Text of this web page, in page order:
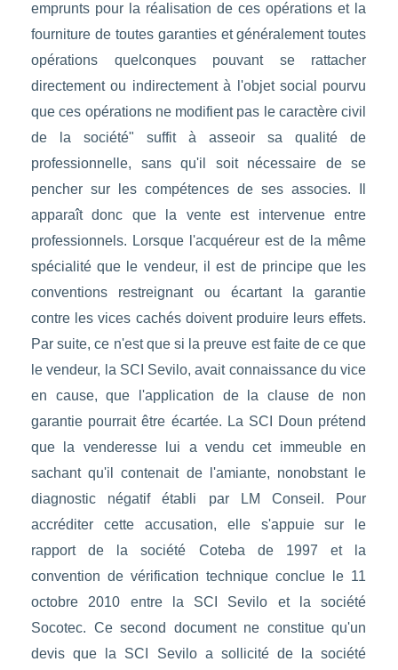
emprunts pour la réalisation de ces opérations et la
fourniture de toutes garanties et généralement toutes
opérations quelconques pouvant se rattacher
directement ou indirectement à l'objet social pourvu
que ces opérations ne modifient pas le caractère civil
de la société" suffit à asseoir sa qualité de
professionnelle, sans qu'il soit nécessaire de se
pencher sur les compétences de ses associes. Il
apparaît donc que la vente est intervenue entre
professionnels. Lorsque l'acquéreur est de la même
spécialité que le vendeur, il est de principe que les
conventions restreignant ou écartant la garantie
contre les vices cachés doivent produire leurs effets.
Par suite, ce n'est que si la preuve est faite de ce que
le vendeur, la SCI Sevilo, avait connaissance du vice
en cause, que l'application de la clause de non
garantie pourrait être écartée. La SCI Doun prétend
que la venderesse lui a vendu cet immeuble en
sachant qu'il contenait de l'amiante, nonobstant le
diagnostic négatif établi par LM Conseil. Pour
accréditer cette accusation, elle s'appuie sur le
rapport de la société Coteba de 1997 et la
convention de vérification technique conclue le 11
octobre 2010 entre la SCI Sevilo et la société
Socotec. Ce second document ne constitue qu'un
devis que la SCI Sevilo a sollicité de la société